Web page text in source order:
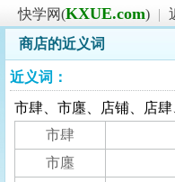
快学网(KXUE.com) |
商店的近义词
近义词：
市肆、市廛、店铺、店
市肆
市廛